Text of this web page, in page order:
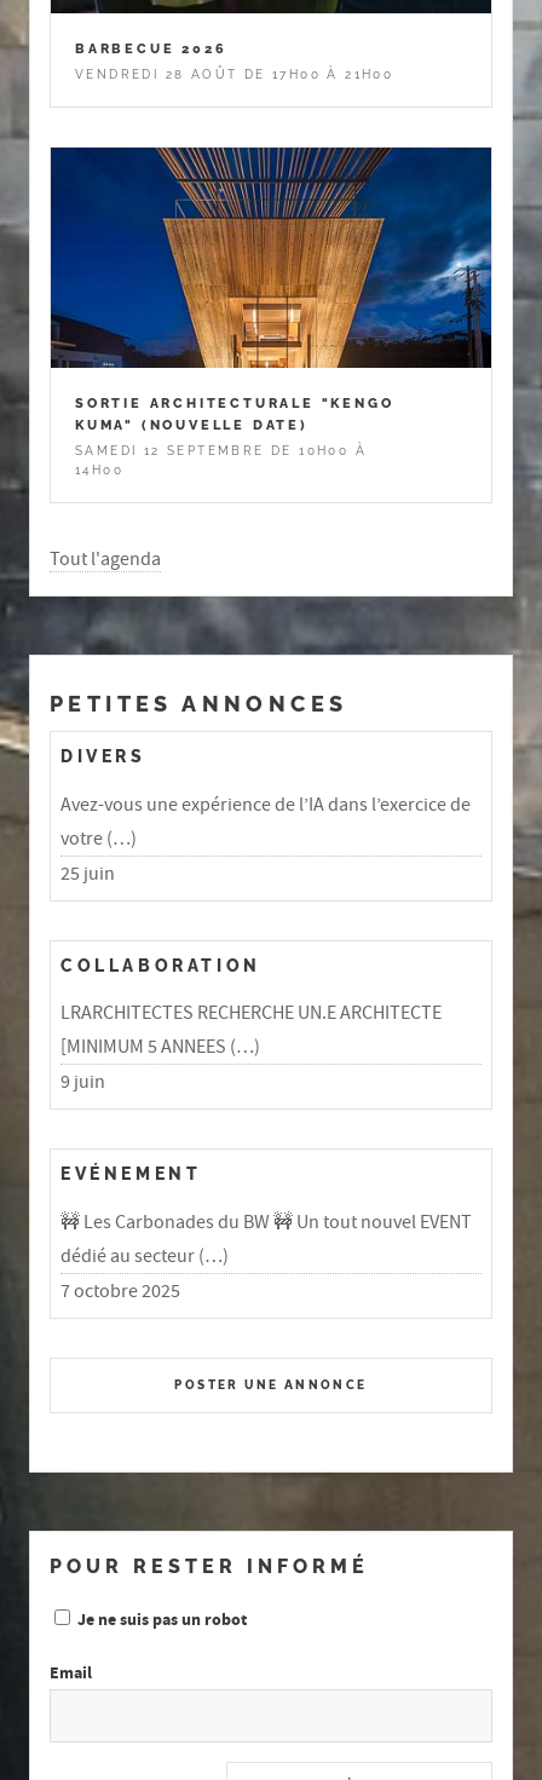
BARBECUE 2026
VENDREDI 28 AOÛT DE 17H00 À 21H00
SORTIE ARCHITECTURALE "KENGO
KUMA" (NOUVELLE DATE)
SAMEDI 12 SEPTEMBRE DE 10H00 À
14H00
Tout l'agenda
PETITES ANNONCES
DIVERS
Avez-vous une expérience de l’IA dans l’exercice de
votre (…)
25 juin
COLLABORATION
LRARCHITECTES RECHERCHE UN.E ARCHITECTE
[MINIMUM 5 ANNEES (…)
9 juin
EVÉNEMENT
🚧 Les Carbonades du BW 🚧 Un tout nouvel EVENT
dédié au secteur (…)
7 octobre 2025
POSTER UNE ANNONCE
POUR RESTER INFORMÉ
Je ne suis pas un robot
Email